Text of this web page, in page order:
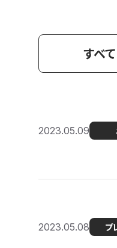
すべて
2023.05.09
2023.05.08 プ